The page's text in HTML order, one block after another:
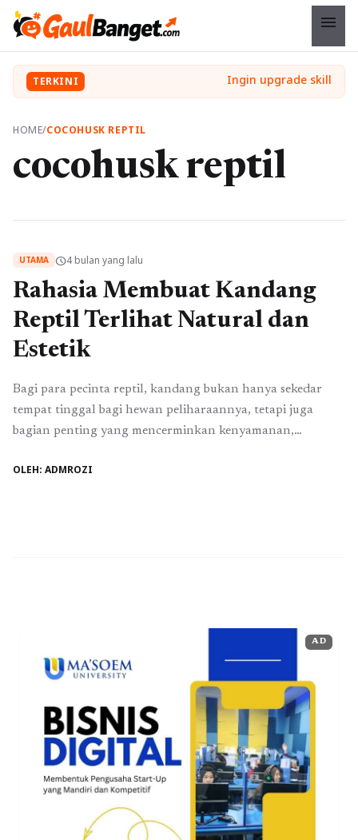
menu
TERKINI
HOME/COCOHUSK REPTIL
cocohusk reptil
UTAMA schedule4 bulan yang lalu
Rahasia Membuat Kandang
Reptil Terlihat Natural dan
Estetik
Bagi para pecinta reptil, kandang bukan hanya sekedar
tempat tinggal bagi hewan peliharaannya, tetapi juga
bagian penting yang mencerminkan kenyamanan,
reptil mulai memperhatikan tampilan kandang agar
OLEH: ADMROZI
AD